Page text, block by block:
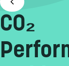
CO₂